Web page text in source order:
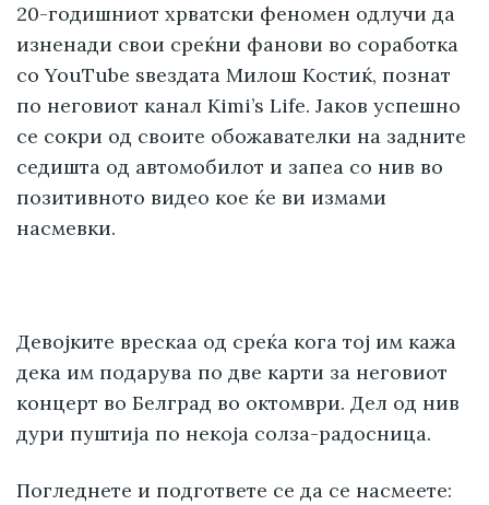
20-годишниот хрватски феномен одлучи да
изненади свои среќни фанови во соработка
со YouTube ѕвездата Милош Костиќ, познат
по неговиот канал Kimi’s Life. Јаков успешно
се сокри од своите обожавателки на задните
седишта од автомобилот и запеа со нив во
позитивното видео кое ќе ви измами
насмевки.
Девојките врескаа од среќа кога тој им кажа
дека им подарува по две карти за неговиот
концерт во Белград во октомври. Дел од нив
дури пуштија по некоја солза-радосница.
Погледнете и подгответе се да се насмеете: